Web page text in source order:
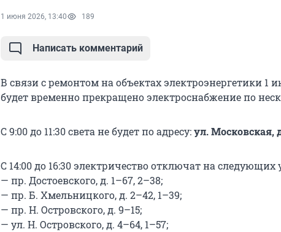
1 июня 2026, 13:40 189
Написать комментарий
В связи с ремонтом на объектах электроэнергетики 1
будет временно прекращено электроснабжение по
С 9:00 до 11:30 света не будет по адресу:ул. Московская,
С 14:00 до 16:30 электричество отключат на следующих
— пр. Достоевского, д. 1–67, 2–38;
— пр. Б. Хмельницкого, д. 2–42, 1–39;
— пр. Н. Островского, д. 9–15;
— ул. Н. Островского, д. 4–64, 1–57;